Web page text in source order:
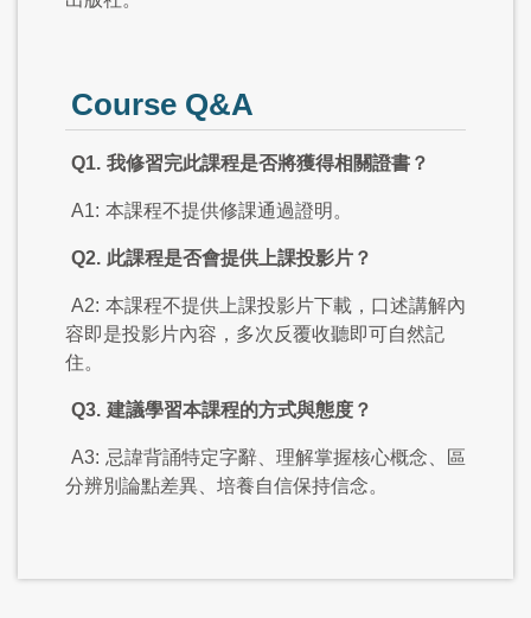
Course Q&A
Q1. 我修習完此課程是否將獲得相關證書？
A1: 本課程不提供修課通過證明。
Q2. 此課程是否會提供上課投影片？
A2: 本課程不提供上課投影片下載，口述講解內
容即是投影片內容，多次反覆收聽即可自然記
住。
Q3. 建議學習本課程的方式與態度？
A3: 忌諱背誦特定字辭、理解掌握核心概念、區
分辨別論點差異、培養自信保持信念。